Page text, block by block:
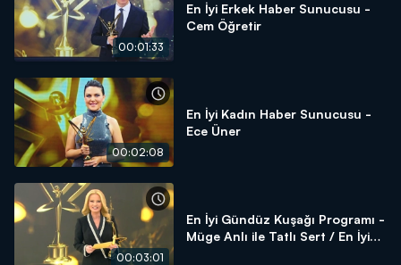
00:01:33
En İyi Erkek Haber Sunucusu -
Cem Öğretir
00:02:08
En İyi Kadın Haber Sunucusu -
Ece Üner
00:03:01
En İyi Gündüz Kuşağı Programı -
Müge Anlı ile Tatlı Sert / En İyi